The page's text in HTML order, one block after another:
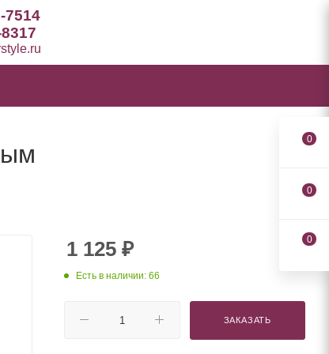
7514
1 125 ₽
Есть в наличии: 66
ЗАКАЗАТЬ
0
0
0